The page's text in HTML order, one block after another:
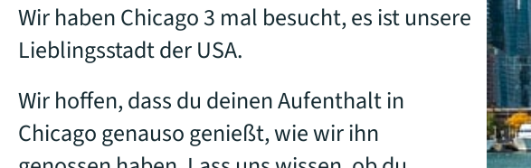
Wir haben Chicago 3 mal besucht, es ist unsere
Lieblingsstadt der USA.
Wir hoffen, dass du deinen Aufenthalt in
Chicago genauso genießt, wie wir ihn